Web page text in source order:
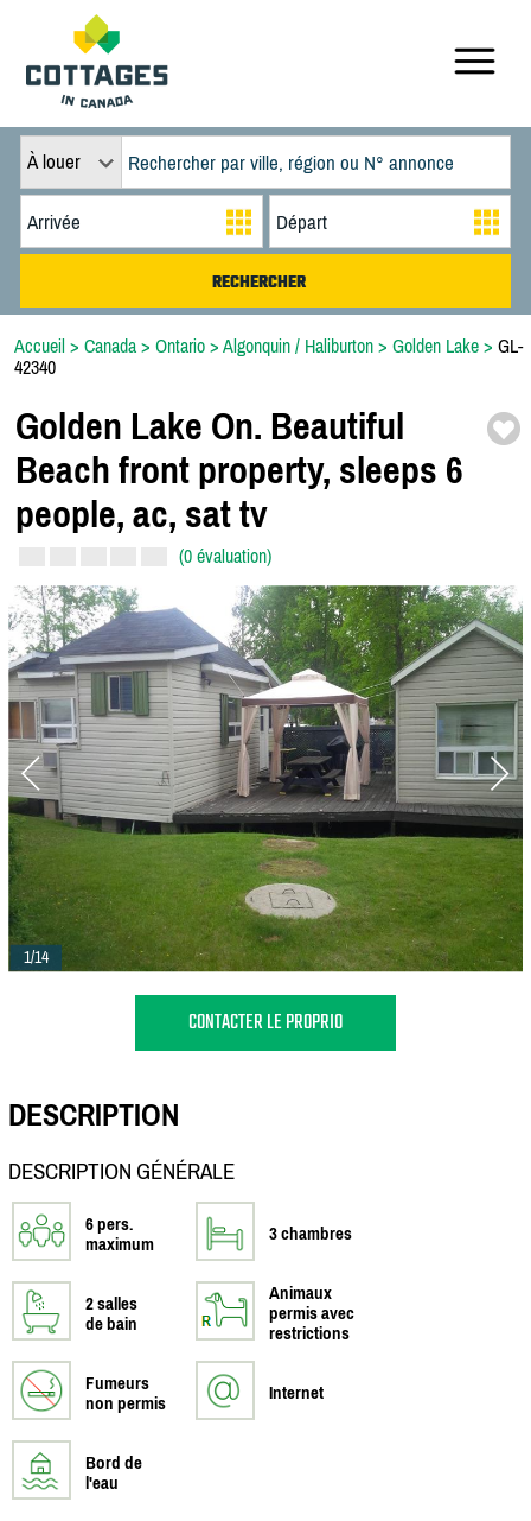
À louer
Accueil > Canada > Ontario > Algonquin / Haliburton > Golden Lake > GL-
42340
Golden Lake On. Beautiful
Beach front property, sleeps 6
people, ac, sat tv
(0 évaluation)
1/14
CONTACTER LE PROPRIO
DESCRIPTION
DESCRIPTION GÉNÉRALE
6 pers.
maximum
3 chambres
2 salles
de bain
Animaux
permis avec
restrictions
Fumeurs
non permis
Internet
Bord de
l'eau